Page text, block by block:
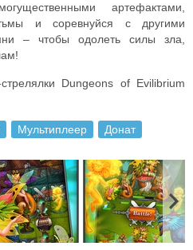
артефактами,
и соревнуйся с другими
– чтобы одолеть силы зла,
Dungeons of Evilibrium
Мультиплеер Донат